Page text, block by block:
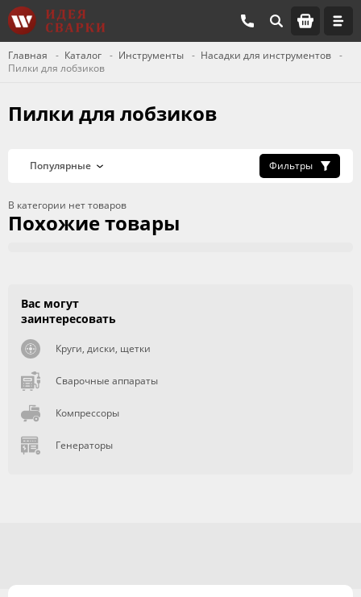
Главная Каталог Инструменты
Насадки для инструментов
Пилки для лобзиков
Пилки для лобзиков
Фильтры
В категории нет товаров
Похожие товары
Вас могут
заинтересовать
Круги, диски, щетки
Сварочные аппараты
Компрессоры
Генераторы